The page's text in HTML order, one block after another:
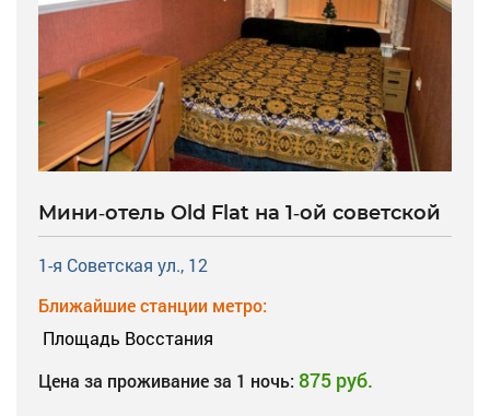
Мини-отель Old Flat на 1-ой советской
1-я Советская ул., 12
Ближайшие станции метро:
Площадь Восстания
Цена за проживание за 1 ночь: 875 руб.